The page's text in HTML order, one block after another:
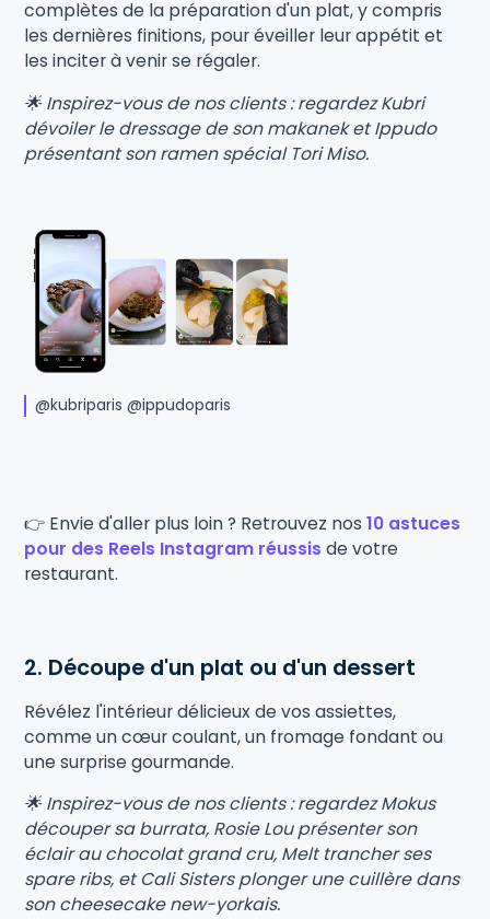
complètes de la préparation d'un plat, y compris
les dernières finitions, pour éveiller leur appétit et
les inciter à venir se régaler.
🌟 Inspirez-vous de nos clients : regardez Kubri
dévoiler le dressage de son makanek et Ippudo
présentant son ramen spécial Tori Miso.
@kubriparis @ippudoparis
👉 Envie d'aller plus loin ? Retrouvez nos10 astuces
pour des Reels Instagram réussis de votre
restaurant.
2. Découpe d'un plat ou d'un dessert
Révélez l'intérieur délicieux de vos assiettes,
comme un cœur coulant, un fromage fondant ou
une surprise gourmande.
🌟 Inspirez-vous de nos clients : regardez Mokus
découper sa burrata, Rosie Lou présenter son
éclair au chocolat grand cru, Melt trancher ses
spare ribs, et Cali Sisters plonger une cuillère dans
son cheesecake new-yorkais.